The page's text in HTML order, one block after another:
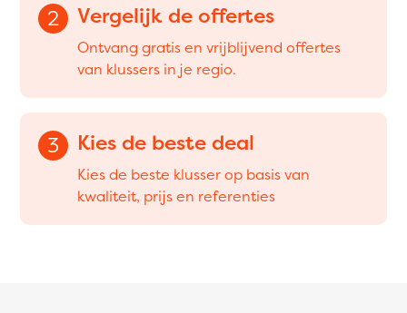
2 Vergelijk de offertes
Ontvang gratis en vrijblijvend offertes
van klussers in je regio.
3 Kies de beste deal
Kies de beste klusser op basis van
kwaliteit, prijs en referenties